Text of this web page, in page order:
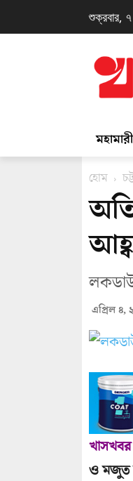
শুক্রবার,
মহামারী
হোম
এপ্রিল ৪,
খাসখবর
ও মজুত